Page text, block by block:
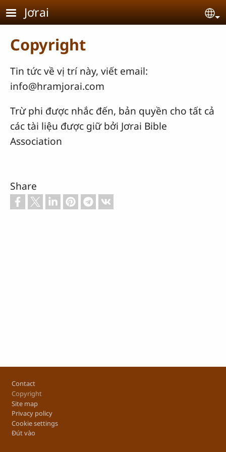
Skip to main content
Jơrai
Copyright
Tin tức về vị trí này, viết email:
info@hramjorai.com
Trừ phi được nhắc đến, bản quyền cho tất cả
các tài liệu được giữ bởi Jơrai Bible
Association
Share
Footer
Contact
Copyright
Site map
Privacy policy
Cookie settings
Đút vào